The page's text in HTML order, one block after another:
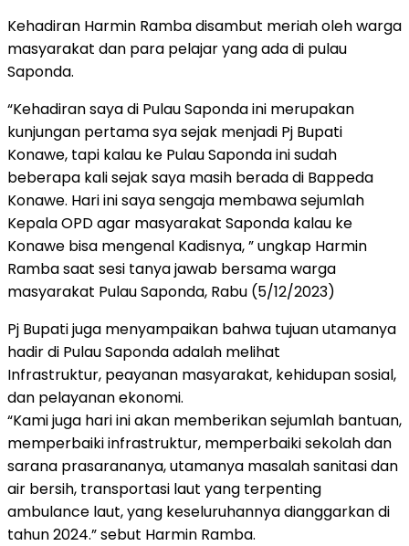
Kehadiran Harmin Ramba disambut meriah oleh warga
masyarakat dan para pelajar yang ada di pulau
Saponda.
“Kehadiran saya di Pulau Saponda ini merupakan
kunjungan pertama sya sejak menjadi Pj Bupati
Konawe, tapi kalau ke Pulau Saponda ini sudah
beberapa kali sejak saya masih berada di Bappeda
Konawe. Hari ini saya sengaja membawa sejumlah
Kepala OPD agar masyarakat Saponda kalau ke
Konawe bisa mengenal Kadisnya, ” ungkap Harmin
Ramba saat sesi tanya jawab bersama warga
masyarakat Pulau Saponda, Rabu (5/12/2023)
Pj Bupati juga menyampaikan bahwa tujuan utamanya
hadir di Pulau Saponda adalah melihat
Infrastruktur, peayanan masyarakat, kehidupan sosial,
dan pelayanan ekonomi.
“Kami juga hari ini akan memberikan sejumlah bantuan,
memperbaiki infrastruktur, memperbaiki sekolah dan
sarana prasarananya, utamanya masalah sanitasi dan
air bersih, transportasi laut yang terpenting
ambulance laut, yang keseluruhannya dianggarkan di
tahun 2024.” sebut Harmin Ramba.